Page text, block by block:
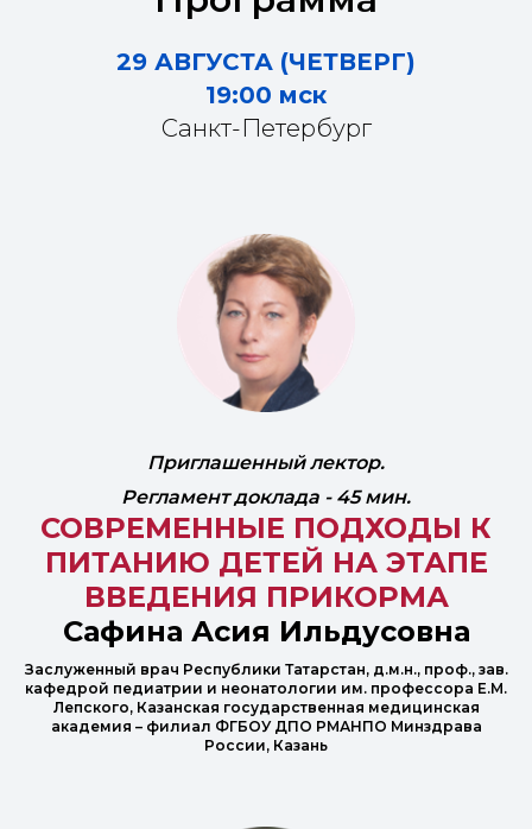
29 АВГУСТА (ЧЕТВЕРГ)
19:00 мск
Санкт-Петербург
Приглашенный лектор.
Регламент доклада - 45 мин.
СОВРЕМЕННЫЕ ПОДХОДЫ К
ПИТАНИЮ ДЕТЕЙ НА ЭТАПЕ
ВВЕДЕНИЯ ПРИКОРМА
Сафина Асия Ильдусовна
Заслуженный врач Республики Татарстан, д.м.н., проф., зав.
кафедрой педиатрии и неонатологии им. профессора Е.М.
Лепского, Казанская государственная медицинская
академия – филиал ФГБОУ ДПО РМАНПО Минздрава
России, Казань